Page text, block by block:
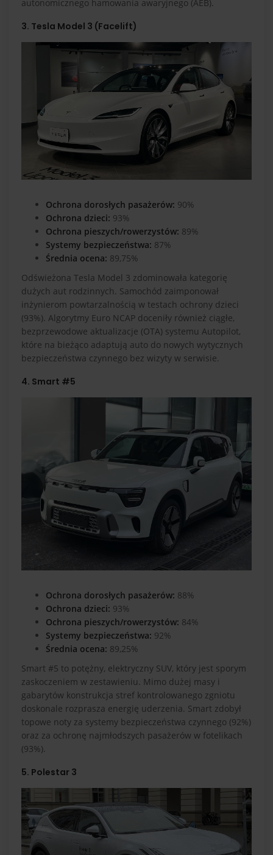
autonomicznego hamowania awaryjnego (AEB).
3. Tesla Model 3 (Facelift)
Ochrona dorosłych pasażerów: 90%
Ochrona dzieci: 93%
Ochrona pieszych/rowerzystów: 89%
Systemy bezpieczeństwa: 87%
Średnia ocena: 89,75%
Odświeżona Tesla Model 3 zdominowała kategorię
dużych aut rodzinnych. Samochód zaimponował
inżynierom powtarzalnością w testach ochrony dzieci
(93%). Algorytmy Euro NCAP doceniły również ciągłe,
bezprzewodowe aktualizacje (OTA) systemu Autopilot,
które na bieżąco adaptują auto do nowych wytycznych
bezpieczeństwa czynnego bez wizyty w serwisie.
4. Smart #5
Ochrona dorosłych pasażerów: 88%
Ochrona dzieci: 93%
Ochrona pieszych/rowerzystów: 84%
Systemy bezpieczeństwa: 92%
Średnia ocena: 89,25%
Smart #5 to potężny, elektryczny SUV, który jest sporym
zaskoczeniem w zestawieniu. Mimo dużej masy i
gabarytów konstrukcja stref kontrolowanego zgniotu
doskonale rozprasza energię uderzenia. Smart zdobył
topowe noty za systemy bezpieczeństwa czynnego (92%)
oraz za ochronę najmłodszych pasażerów w fotelikach
(93%).
5. Polestar 3